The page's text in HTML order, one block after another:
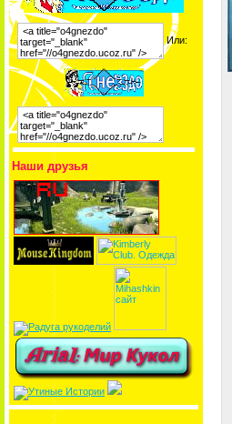
Или:
Наши друзья